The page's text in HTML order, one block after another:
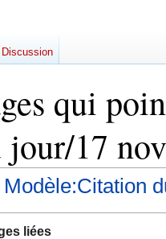
qui
jour/17
Modèle:Citation
liées
Discussion